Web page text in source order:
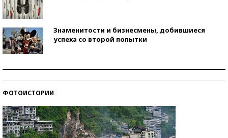
Знаменитости и бизнесмены, добившиеся
успеха со второй попытки
ФОТОИСТОРИИ